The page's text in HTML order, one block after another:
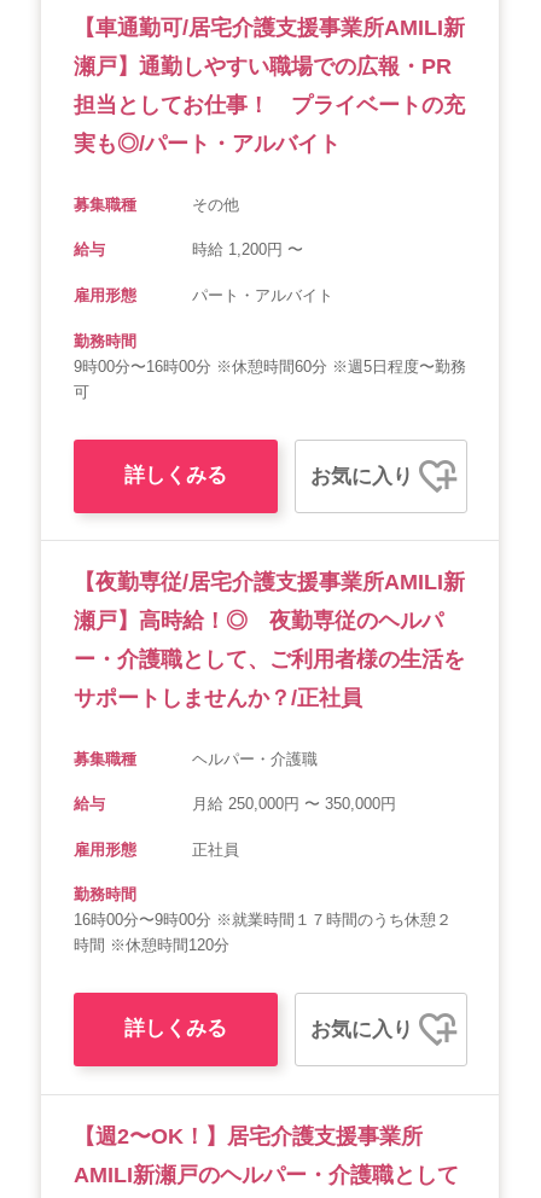
【車通勤可/居宅介護支援事業所AMILI新
瀬戸】通勤しやすい職場での広報・PR
担当としてお仕事！ プライベートの充
実も◎/パート・アルバイト
募集職種 その他
給与 時給 1,200円 〜
雇用形態 パート・アルバイト
勤務時間
9時00分〜16時00分 ※休憩時間60分 ※週5日程度〜勤務
可
詳しくみる お気に入り
【夜勤専従/居宅介護支援事業所AMILI新
瀬戸】高時給！◎ 夜勤専従のヘルパ
ー・介護職として、ご利用者様の生活を
サポートしませんか？/正社員
募集職種 ヘルパー・介護職
給与 月給 250,000円 〜 350,000円
雇用形態 正社員
勤務時間
16時00分〜9時00分 ※就業時間１７時間のうち休憩２
時間 ※休憩時間120分
詳しくみる お気に入り
【週2〜OK！】居宅介護支援事業所
AMILI新瀬戸のヘルパー・介護職として